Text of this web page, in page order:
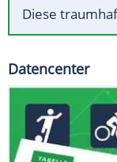
Diese
Datencenter